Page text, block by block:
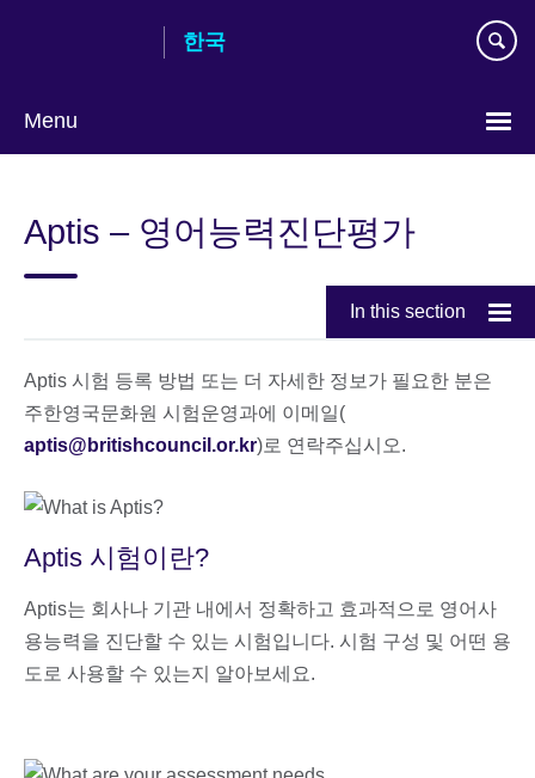
content
한국
Menu
Aptis – 영어능력진단평가
In this section
Aptis 시험 등록 방법 또는 더 자세한 정보가 필요한 분은
주한영국문화원 시험운영과에 이메일(
aptis@britishcouncil.or.kr)로 연락주십시오.
Aptis 시험이란?
Aptis는 회사나 기관 내에서 정확하고 효과적으로 영어사
용능력을 진단할 수 있는 시험입니다. 시험 구성 및 어떤 용
도로 사용할 수 있는지 알아보세요.